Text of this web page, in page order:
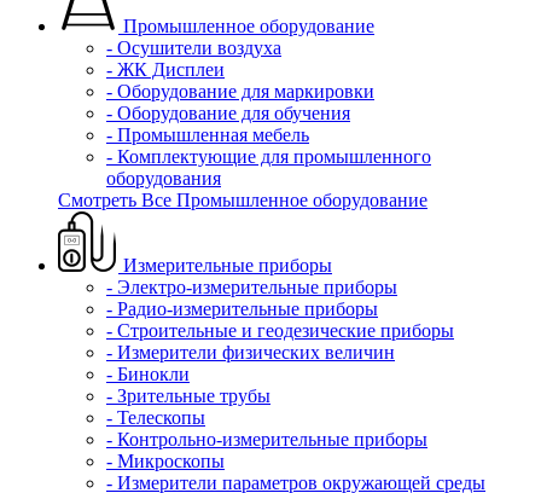
Промышленное оборудование
- Осушители воздуха
- ЖК Дисплеи
- Оборудование для маркировки
- Оборудование для обучения
- Промышленная мебель
- Комплектующие для промышленного
оборудования
Смотреть Все Промышленное оборудование
Измерительные приборы
- Электро-измерительные приборы
- Радио-измерительные приборы
- Строительные и геодезические приборы
- Измерители физических величин
- Бинокли
- Зрительные трубы
- Телескопы
- Контрольно-измерительные приборы
- Микроскопы
- Измерители параметров окружающей среды